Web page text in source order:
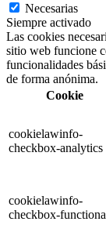
Necesarias
Siempre activado
Las cookies
sitio web funcione
funcionalidades
de forma anónima.
Cookie
cookielawinfo-
checkbox-analytics
cookielawinfo-
checkbox-